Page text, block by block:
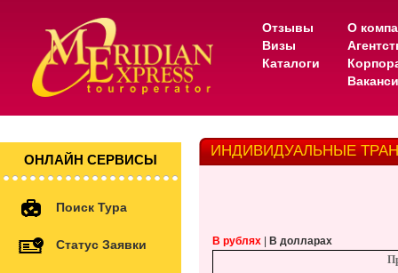
Отзывы
Визы
Каталоги
О
ОНЛАЙН СЕРВИСЫ
Поиск Тура
Статус Заявки
ИНДИВИДУАЛЬНЫЕ
В рублях
В долларах